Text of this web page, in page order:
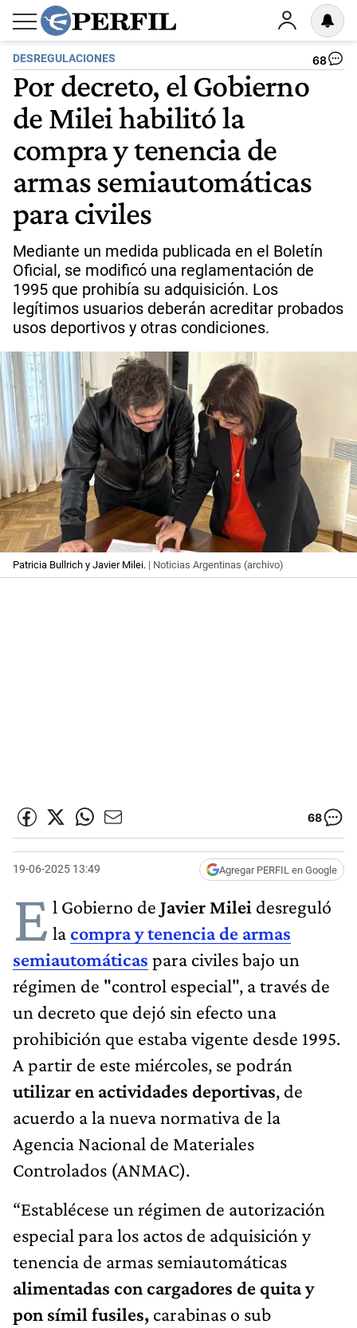
DESREGULACIONES 68
Por decreto, el Gobierno
de Milei habilitó la
compra y tenencia de
armas semiautomáticas
para civiles
Mediante un medida publicada en el Boletín
Oficial, se modificó una reglamentación de
1995 que prohibía su adquisición. Los
legítimos usuarios deberán acreditar probados
usos deportivos y otras condiciones.
Patricia Bullrich y Javier Milei. | Noticias Argentinas (archivo)
68
19-06-2025 13:49 Agregar PERFIL en Google
E l Gobierno de Javier Milei desreguló
lacompra y tenencia de armas
semiautomáticas para civiles bajo un
régimen de "control especial", a través de
un decreto que dejó sin efecto una
prohibición que estaba vigente desde 1995.
A partir de este miércoles, se podrán
utilizar en actividades deportivas, de
acuerdo a la nueva normativa de la
Agencia Nacional de Materiales
Controlados (ANMAC).
“Establécese un régimen de autorización
especial para los actos de adquisición y
tenencia de armas semiautomáticas
alimentadas con cargadores de quita y
pon símil fusiles, carabinas o sub